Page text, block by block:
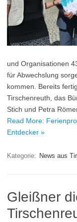
und Organisationen
für Abwechslung
kommen. Bereits
Tirschenreuth, das
Stich und Petra
Read More:
Entdecker »
Kategorie: News aus
Gleißner